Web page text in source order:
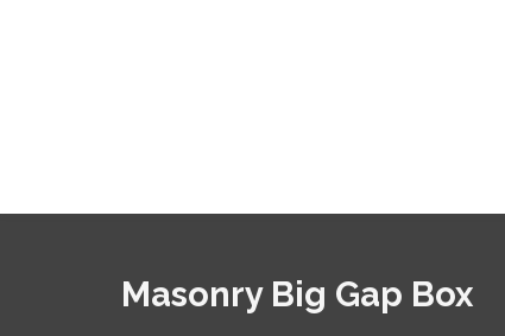
Masonry Big Gap Box